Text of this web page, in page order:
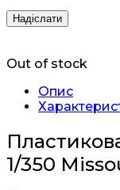
Out of stock
Опис
1/350